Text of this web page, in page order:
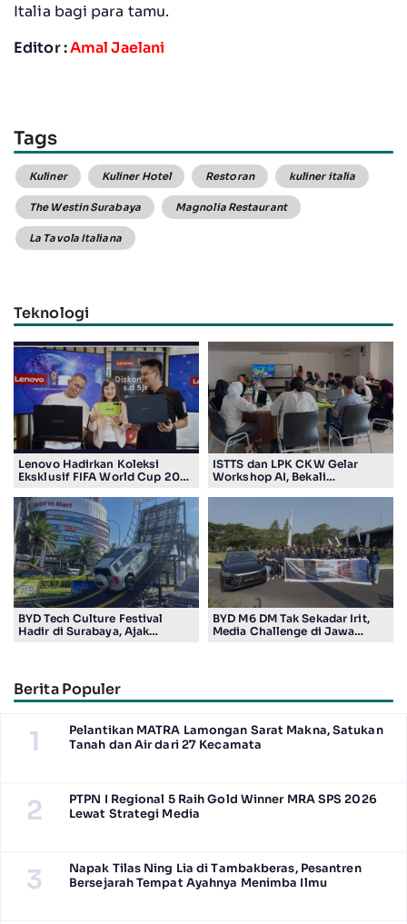
Italia bagi para tamu.
Editor :Amal Jaelani
Tags
Kuliner Kuliner Hotel Restoran kuliner italia
The Westin Surabaya Magnolia Restaurant
La Tavola Italiana
Teknologi
Lenovo Hadirkan Koleksi
Eksklusif FIFA World Cup 2026
Penggemar Teknologi dan
Sepak Bola
ISTTS dan LPK CKW Gelar
Workshop AI, Bekali
Digital
BYD Tech Culture Festival
Hadir di Surabaya, Ajak
BYD M6 DM Tak Sekadar Irit,
Media Challenge di Jawa
Berita Populer
1
Pelantikan MATRA Lamongan Sarat Makna, Satukan
Tanah dan Air dari 27 Kecamata
2
PTPN I Regional 5 Raih Gold Winner MRA SPS 2026
Lewat Strategi Media
3
Napak Tilas Ning Lia di Tambakberas, Pesantren
Bersejarah Tempat Ayahnya Menimba Ilmu